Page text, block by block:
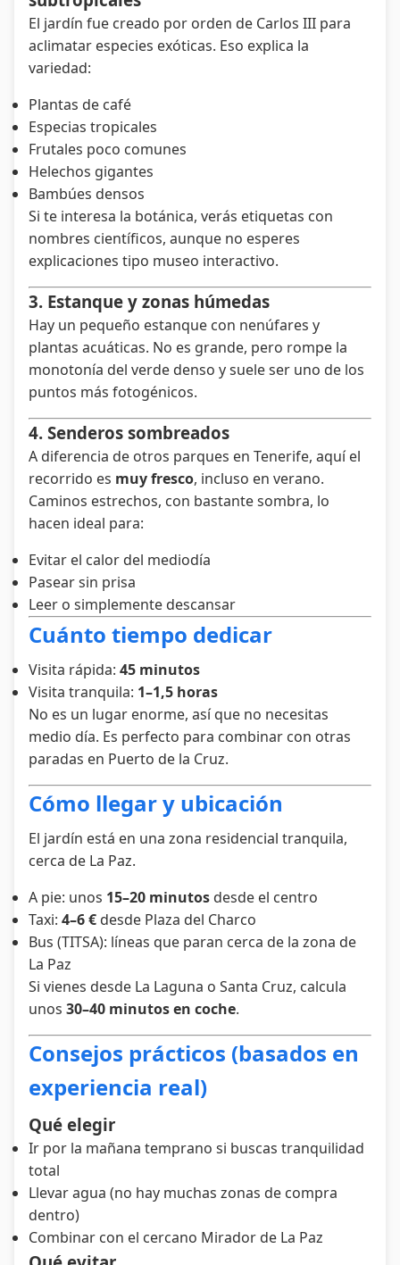
El jardín fue creado por orden de Carlos III para
aclimatar especies exóticas. Eso explica la
variedad:
Plantas de café
Especias tropicales
Frutales poco comunes
Helechos gigantes
Bambúes densos
Si te interesa la botánica, verás etiquetas con
nombres científicos, aunque no esperes
explicaciones tipo museo interactivo.
3. Estanque y zonas húmedas
Hay un pequeño estanque con nenúfares y
plantas acuáticas. No es grande, pero rompe la
monotonía del verde denso y suele ser uno de los
puntos más fotogénicos.
4. Senderos sombreados
A diferencia de otros parques en Tenerife, aquí el
recorrido es muy fresco, incluso en verano.
Caminos estrechos, con bastante sombra, lo
hacen ideal para:
Evitar el calor del mediodía
Pasear sin prisa
Leer o simplemente descansar
Cuánto tiempo dedicar
Visita rápida: 45 minutos
Visita tranquila: 1–1,5 horas
No es un lugar enorme, así que no necesitas
medio día. Es perfecto para combinar con otras
paradas en Puerto de la Cruz.
Cómo llegar y ubicación
El jardín está en una zona residencial tranquila,
cerca de La Paz.
A pie: unos 15–20 minutos desde el centro
Taxi: 4–6 € desde Plaza del Charco
Bus (TITSA): líneas que paran cerca de la zona de
La Paz
Si vienes desde La Laguna o Santa Cruz, calcula
unos 30–40 minutos en coche.
Consejos prácticos (basados en
experiencia real)
Qué elegir
Ir por la mañana temprano si buscas tranquilidad
total
Llevar agua (no hay muchas zonas de compra
dentro)
Combinar con el cercano Mirador de La Paz